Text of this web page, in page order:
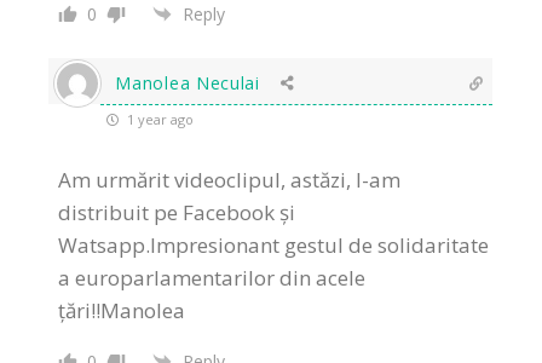
0 Reply
Manolea Neculai
1 year ago
Am urmărit videoclipul, astăzi, l-am
distribuit pe Facebook și
Watsapp.Impresionant gestul de solidaritate
a europarlamentarilor din acele
țări!!Manolea